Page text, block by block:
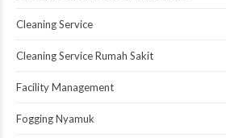
Cleaning Service
Cleaning Service Rumah Sakit
Facility Management
Fogging Nyamuk